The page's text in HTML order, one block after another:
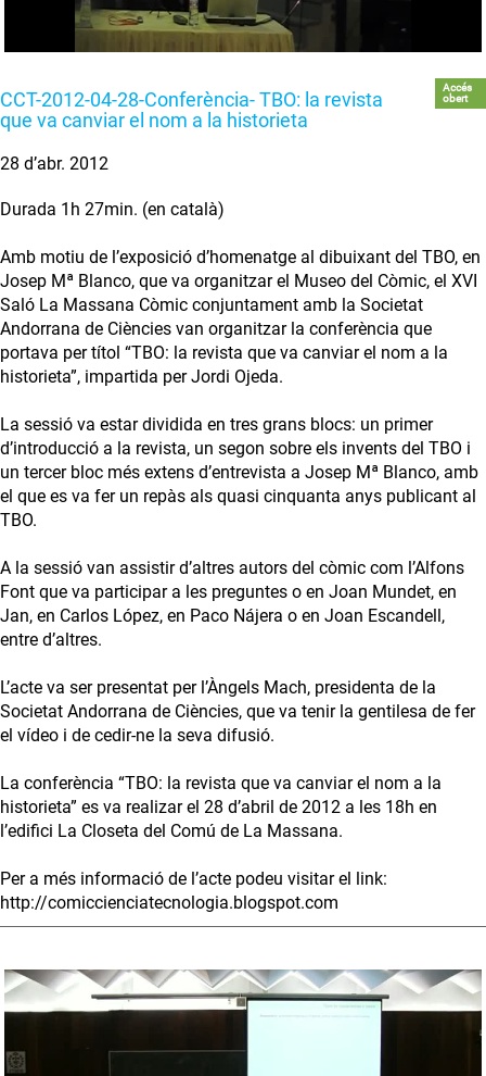
CCT-2012-04-28-Conferència- TBO: la revista
que va canviar el nom a la historieta
Accés
obert
28 d’abr. 2012
Durada 1h 27min. (en català)
Amb motiu de l’exposició d’homenatge al dibuixant del TBO, en
Josep Mª Blanco, que va organitzar el Museo del Còmic, el XVI
Saló La Massana Còmic conjuntament amb la Societat
Andorrana de Ciències van organitzar la conferència que
portava per títol “TBO: la revista que va canviar el nom a la
historieta”, impartida per Jordi Ojeda.
La sessió va estar dividida en tres grans blocs: un primer
d’introducció a la revista, un segon sobre els invents del TBO i
un tercer bloc més extens d’entrevista a Josep Mª Blanco, amb
el que es va fer un repàs als quasi cinquanta anys publicant al
TBO.
A la sessió van assistir d’altres autors del còmic com l’Alfons
Font que va participar a les preguntes o en Joan Mundet, en
Jan, en Carlos López, en Paco Nájera o en Joan Escandell,
entre d’altres.
L’acte va ser presentat per l’Àngels Mach, presidenta de la
Societat Andorrana de Ciències, que va tenir la gentilesa de fer
el vídeo i de cedir-ne la seva difusió.
La conferència “TBO: la revista que va canviar el nom a la
historieta” es va realizar el 28 d’abril de 2012 a les 18h en
l’edifici La Closeta del Comú de La Massana.
Per a més informació de l’acte podeu visitar el link:
http://comiccienciatecnologia.blogspot.com